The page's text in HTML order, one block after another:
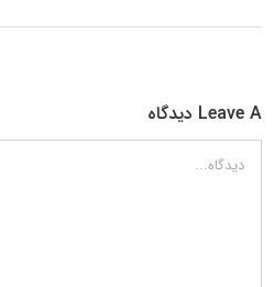
Leave A دیدگاه
دیدگاه